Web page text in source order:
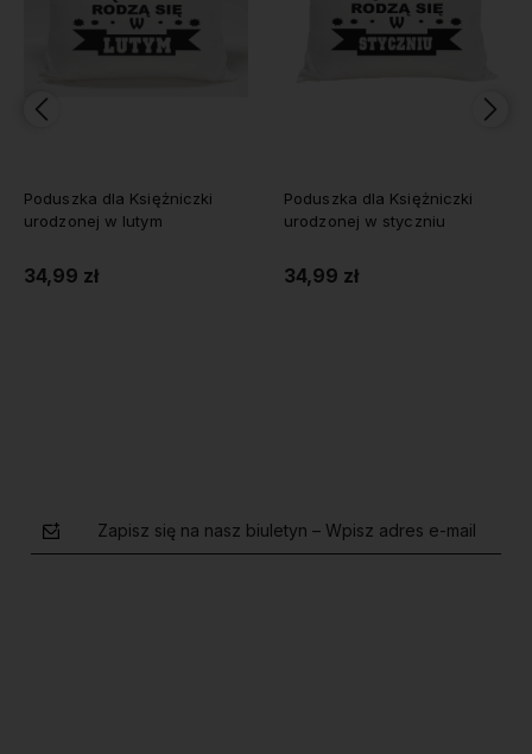
Poduszka dla Księżniczki
urodzonej w lutym
34,99 zł
Poduszka dla Księżniczki
urodzonej w styczniu
34,99 zł
Zapisz się na nasz biuletyn – Wpisz adres e-mail